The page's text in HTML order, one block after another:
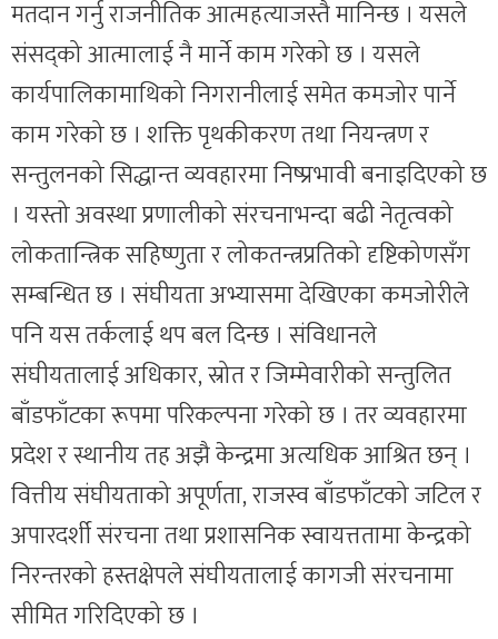
मतदान गर्नु राजनीतिक आत्महत्याजस्तै मानिन्छ । यसले
संसद्को आत्मालाई नै मार्ने काम गरेको छ । यसले
कार्यपालिकामाथिको निगरानीलाई समेत कमजोर पार्ने
काम गरेको छ । शक्ति पृथकीकरण तथा नियन्त्रण र
सन्तुलनको सिद्धान्त व्यवहारमा निष्प्रभावी बनाइदिएको छ
। यस्तो अवस्था प्रणालीको संरचनाभन्दा बढी नेतृत्वको
लोकतान्त्रिक सहिष्णुता र लोकतन्त्रप्रतिको दृष्टिकोणसँग
सम्बन्धित छ । संघीयता अभ्यासमा देखिएका कमजोरीले
पनि यस तर्कलाई थप बल दिन्छ । संविधानले
संघीयतालाई अधिकार, स्रोत र जिम्मेवारीको सन्तुलित
बाँडफाँटका रूपमा परिकल्पना गरेको छ । तर व्यवहारमा
प्रदेश र स्थानीय तह अझै केन्द्रमा अत्यधिक आश्रित छन् ।
वित्तीय संघीयताको अपूर्णता, राजस्व बाँडफाँटको जटिल र
अपारदर्शी संरचना तथा प्रशासनिक स्वायत्ततामा केन्द्रको
निरन्तरको हस्तक्षेपले संघीयतालाई कागजी संरचनामा
सीमित गरिदिएको छ ।